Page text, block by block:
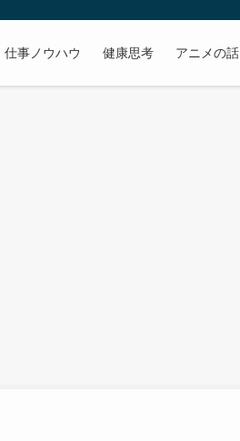
仕事ノウハウ 健康思考 アニメの話